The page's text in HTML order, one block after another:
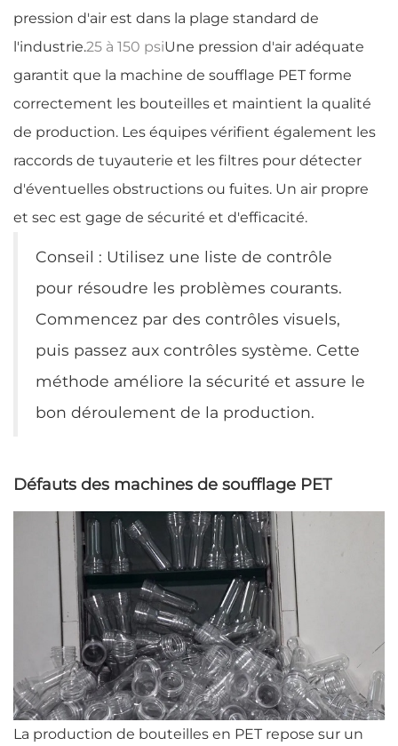
pression d'air est dans la plage standard de
l'industrie.25 à 150 psiUne pression d'air adéquate
garantit que la machine de soufflage PET forme
correctement les bouteilles et maintient la qualité
de production. Les équipes vérifient également les
raccords de tuyauterie et les filtres pour détecter
d'éventuelles obstructions ou fuites. Un air propre
et sec est gage de sécurité et d'efficacité.
Conseil : Utilisez une liste de contrôle
pour résoudre les problèmes courants.
Commencez par des contrôles visuels,
puis passez aux contrôles système. Cette
méthode améliore la sécurité et assure le
bon déroulement de la production.
Défauts des machines de soufflage PET
La production de bouteilles en PET repose sur un